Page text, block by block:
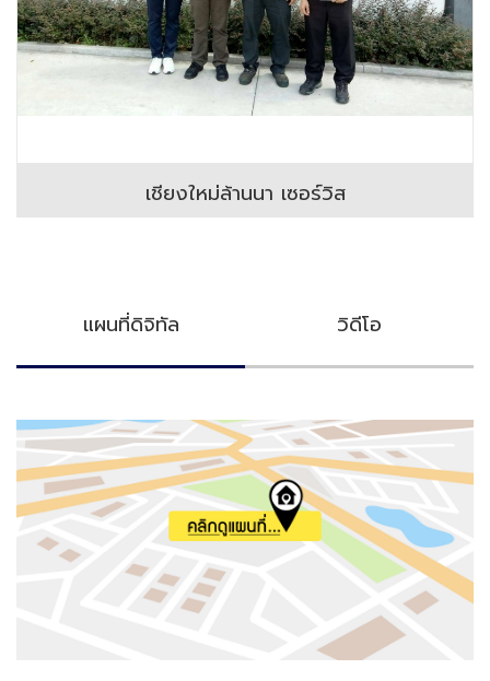
เชียงใหม่ล้านนา เซอร์วิส
แผนที่ดิจิทัล วิดีโอ